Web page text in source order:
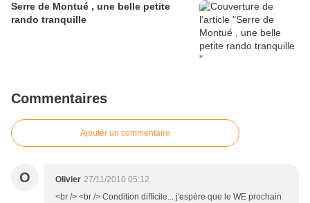
Serre de Montué , une belle petite
rando tranquille
Commentaires
Ajouter un commentaire
O Olivier 27/11/2010 05:12
<br /> <br /> Condition difficile... j'espère que le WE prochain